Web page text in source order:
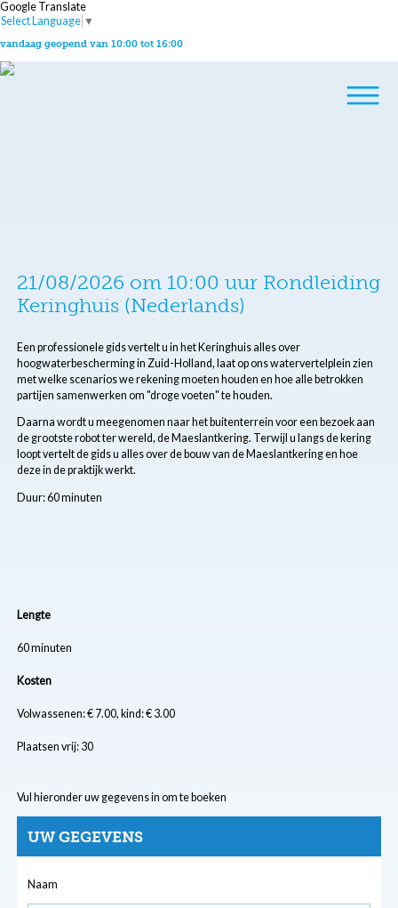
Google Translate
Select Language ▼
vandaag geopend van 10:00 tot 16:00
21/08/2026 om 10:00 uur Rondleiding
Keringhuis (Nederlands)
Een professionele gids vertelt u in het Keringhuis alles over
hoogwaterbescherming in Zuid-Holland, laat op ons watervertelplein zien
met welke scenarios we rekening moeten houden en hoe alle betrokken
partijen samenwerken om "droge voeten" te houden.
Daarna wordt u meegenomen naar het buitenterrein voor een bezoek aan
de grootste robot ter wereld, de Maeslantkering. Terwijl u langs de kering
loopt vertelt de gids u alles over de bouw van de Maeslantkering en hoe
deze in de praktijk werkt.
Duur: 60 minuten
Lengte
60 minuten
Kosten
Volwassenen: € 7.00, kind: € 3.00
Plaatsen vrij: 30
Vul hieronder uw gegevens in om te boeken
UW GEGEVENS
Naam